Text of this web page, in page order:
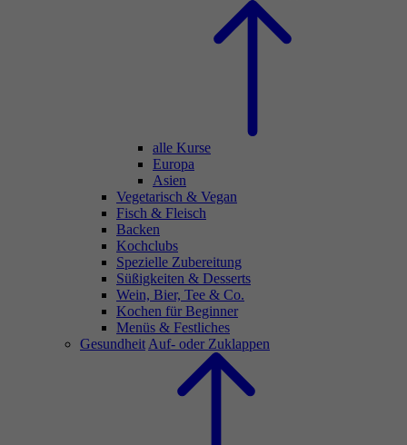
alle Kurse
Europa
Asien
Vegetarisch & Vegan
Fisch & Fleisch
Backen
Kochclubs
Spezielle Zubereitung
Süßigkeiten & Desserts
Wein, Bier, Tee & Co.
Kochen für Beginner
Menüs & Festliches
Gesundheit Auf- oder Zuklappen